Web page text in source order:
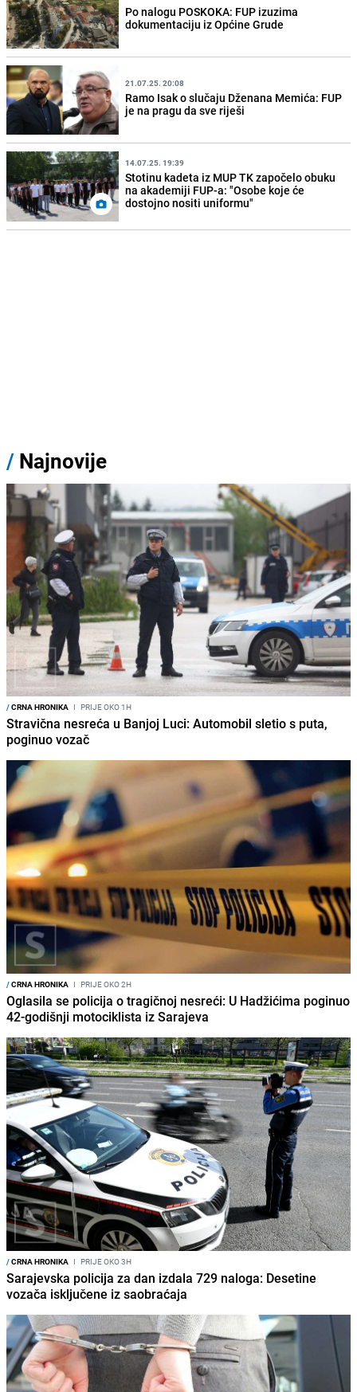
Po nalogu POSKOKA: FUP izuzima
dokumentaciju iz Općine Grude
21.07.25. 20:08
Ramo Isak o slučaju Dženana Memića: FUP
je na pragu da sve riješi
14.07.25. 19:39
Stotinu kadeta iz MUP TK započelo obuku
na akademiji FUP-a: "Osobe koje će
dostojno nositi uniformu"
/ Najnovije
/CRNA HRONIKA I PRIJE OKO 1H
Stravična nesreća u Banjoj Luci: Automobil sletio s puta,
poginuo vozač
/CRNA HRONIKA I PRIJE OKO 2H
Oglasila se policija o tragičnoj nesreći: U Hadžićima poginuo
42-godišnji motociklista iz Sarajeva
/CRNA HRONIKA I PRIJE OKO 3H
Sarajevska policija za dan izdala 729 naloga: Desetine
vozača isključene iz saobraćaja